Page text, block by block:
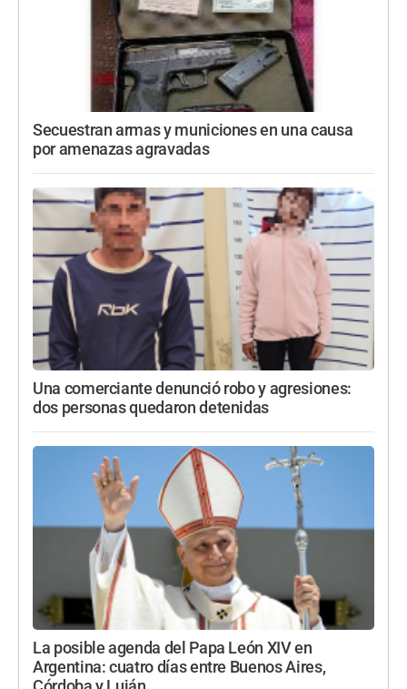
Secuestran armas y municiones en una causa
por amenazas agravadas
Una comerciante denunció robo y agresiones:
dos personas quedaron detenidas
La posible agenda del Papa León XIV en
Argentina: cuatro días entre Buenos Aires,